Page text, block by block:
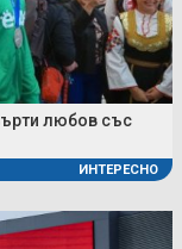
любов със
ИНТЕРЕСНО